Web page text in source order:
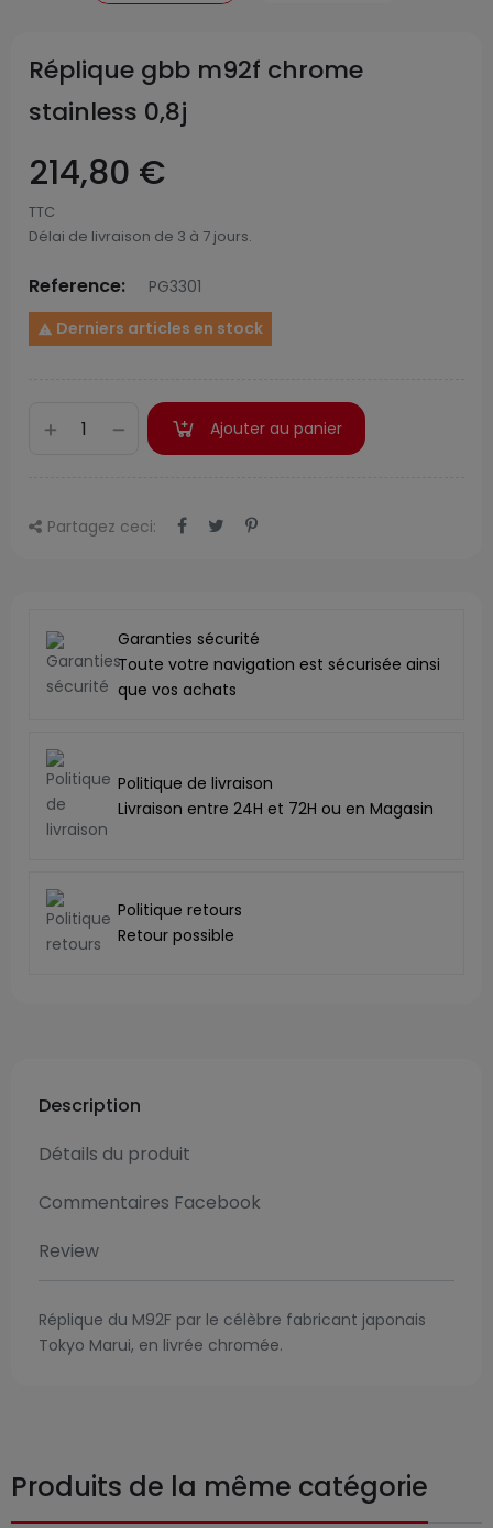
Réplique gbb m92f chrome
stainless 0,8j
214,80 €
TTC
Délai de livraison de 3 à 7 jours.
Reference: PG3301
 Derniers articles en stock
Ajouter au panier
Partagez ceci:
Garanties sécurité
Toute votre navigation est sécurisée ainsi
que vos achats
Politique de livraison
Livraison entre 24H et 72H ou en Magasin
Politique retours
Retour possible
Description
Détails du produit
Commentaires Facebook
Review
Réplique du M92F par le célèbre fabricant japonais
Tokyo Marui, en livrée chromée.
Produits de la même catégorie